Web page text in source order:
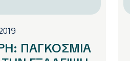
ΠΑΓΚΟΣΜΙΑ